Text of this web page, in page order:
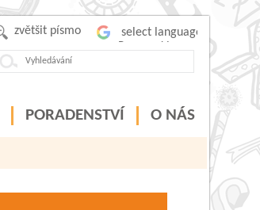
zvětšit písmo
PORADENSTVÍ O NÁS